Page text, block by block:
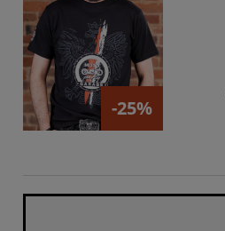
-25%